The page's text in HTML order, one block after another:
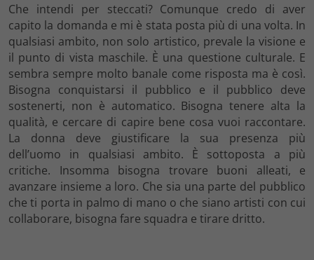
Che intendi per steccati? Comunque credo di aver
capito la domanda e mi è stata posta più di una volta. In
qualsiasi ambito, non solo artistico, prevale la visione e
il punto di vista maschile. È una questione culturale. E
sembra sempre molto banale come risposta ma è così.
Bisogna conquistarsi il pubblico e il pubblico deve
sostenerti, non è automatico. Bisogna tenere alta la
qualità, e cercare di capire bene cosa vuoi raccontare.
La donna deve giustificare la sua presenza più
dell’uomo in qualsiasi ambito. È sottoposta a più
critiche. Insomma bisogna trovare buoni alleati, e
avanzare insieme a loro. Che sia una parte del pubblico
che ti porta in palmo di mano o che siano artisti con cui
collaborare, bisogna fare squadra e tirare dritto.